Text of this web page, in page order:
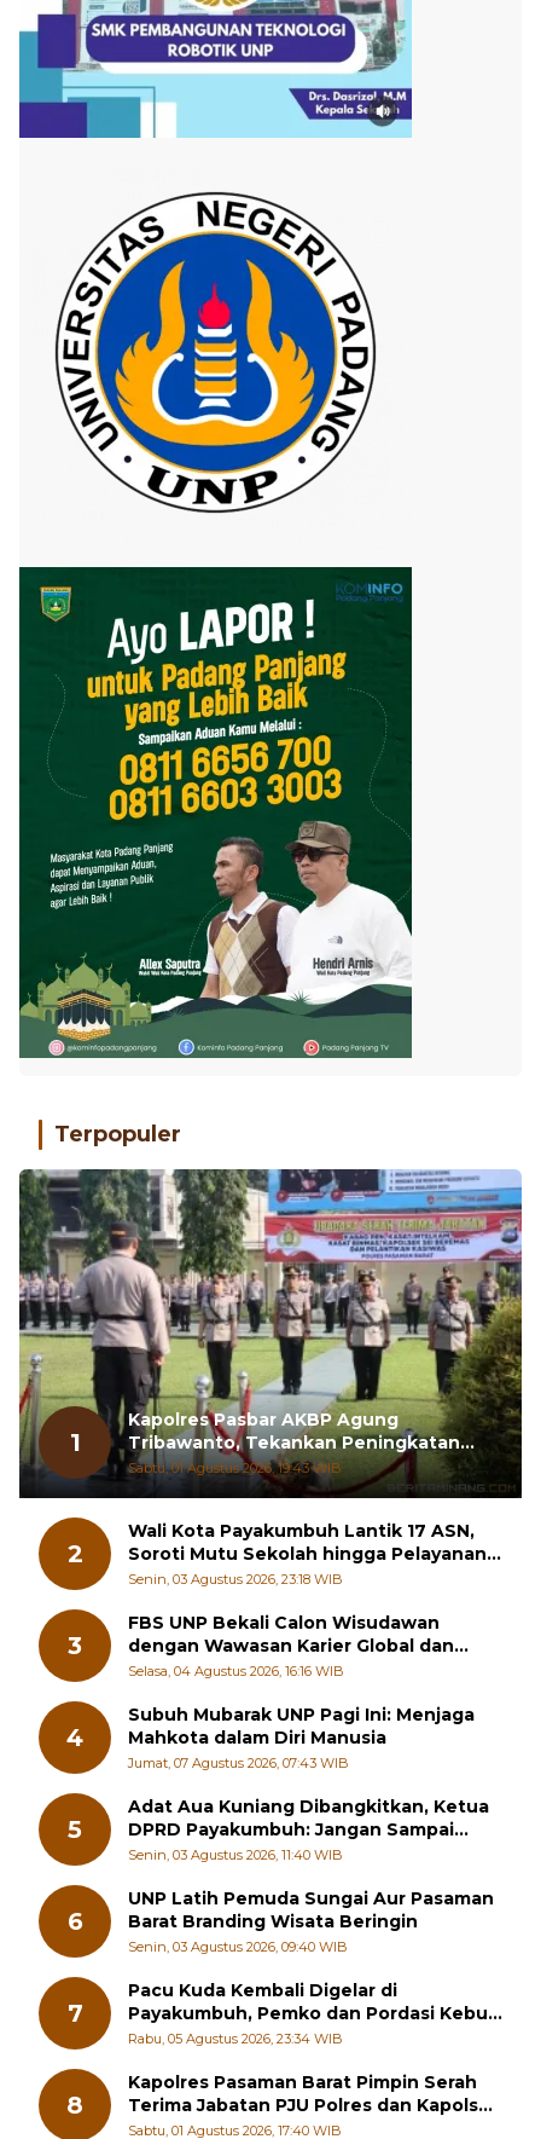
Terpopuler
1
Kapolres Pasbar AKBP Agung
Tribawanto, Tekankan Peningkatan
Pelayanan dan Sinergi dengan
Masyarakat
Sabtu, 01 Agustus 2026, 19:43 WIB
2
Wali Kota Payakumbuh Lantik 17 ASN,
Soroti Mutu Sekolah hingga Pelayanan
RSUD
Senin, 03 Agustus 2026, 23:18 WIB
3
FBS UNP Bekali Calon Wisudawan
dengan Wawasan Karier Global dan
Kewirausahaan Kreatif
Selasa, 04 Agustus 2026, 16:16 WIB
4
Subuh Mubarak UNP Pagi Ini: Menjaga
Mahkota dalam Diri Manusia
Jumat, 07 Agustus 2026, 07:43 WIB
5
Adat Aua Kuniang Dibangkitkan, Ketua
DPRD Payakumbuh: Jangan Sampai
Generasi Muda Hilang Jati Diri
Senin, 03 Agustus 2026, 11:40 WIB
6
UNP Latih Pemuda Sungai Aur Pasaman
Barat Branding Wisata Beringin
Senin, 03 Agustus 2026, 09:40 WIB
7
Pacu Kuda Kembali Digelar di
Payakumbuh, Pemko dan Pordasi Kebut
Persiapan!
Rabu, 05 Agustus 2026, 23:34 WIB
8
Kapolres Pasaman Barat Pimpin Serah
Terima Jabatan PJU Polres dan Kapolsek
Sungai Beremas
Sabtu, 01 Agustus 2026, 17:40 WIB